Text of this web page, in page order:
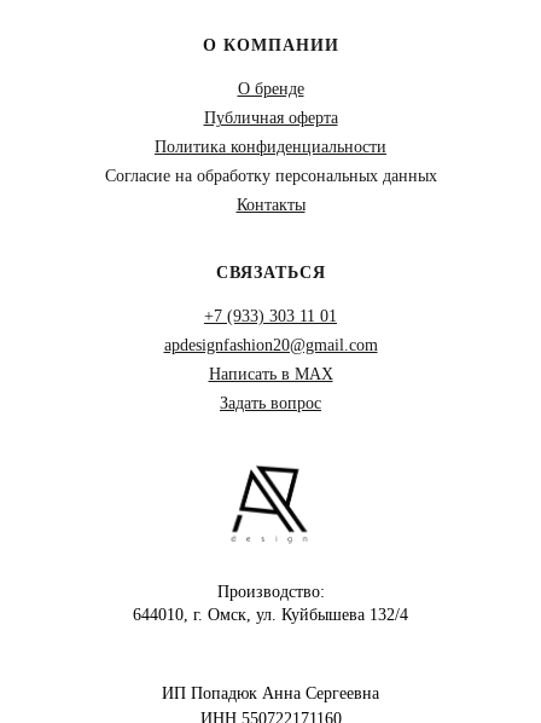
О КОМПАНИИ
О бренде
Публичная оферта
Политика конфиденциальности
Согласие на обработку персональных данных
Контакты
СВЯЗАТЬСЯ
+7 (933) 303 11 01
apdesignfashion20@gmail.com
Написать в MAX
Задать вопрос
Производство:
644010, г. Омск, ул. Куйбышева 132/4
ИП Попадюк Анна Сергеевна
ИНН 550722171160